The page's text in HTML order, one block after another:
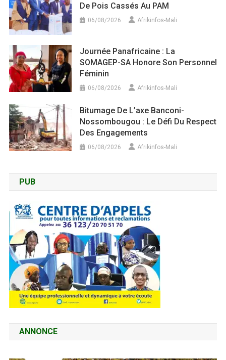
De Pois Cassés Au PAM
06/08/2026 Afrikinfos-Mali
Journée Panafricaine : La
SOMAGEP-SA Honore Son Personnel
Féminin
06/08/2026 Afrikinfos-Mali
Bitumage De L’axe Banconi-
Nossombougou : Le Défi Du Respect
Des Engagements
06/08/2026 Afrikinfos-Mali
PUB
ANNONCE